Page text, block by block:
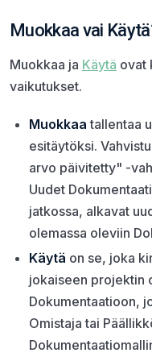
Muokkaa vai
Muokkaa ja Käytä ovat
vaikutukset.
Muokkaa tallentaa
esitäytöksi.
arvo päivitetty" -
Uudet
jatkossa, alkavat
olemassa oleviin
Käytä on se, joka
jokaiseen projektin
Dokumentaatioon,
Omistaja tai